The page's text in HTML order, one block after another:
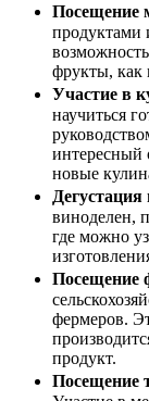
Посещение
продуктами
фрукты, как
Участие в
научиться
интересный
новые
виноделен,
где можно
Посещение
фермеров.
продукт.
Посещение